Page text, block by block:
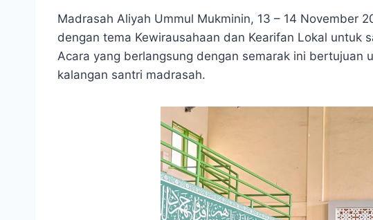
Madrasah Aliyah Ummul Mukminin, 13 – 14 November
dengan tema Kewirausahaan dan Kearifan Lokal untuk
Acara yang berlangsung dengan semarak ini
kalangan santri madrasah.